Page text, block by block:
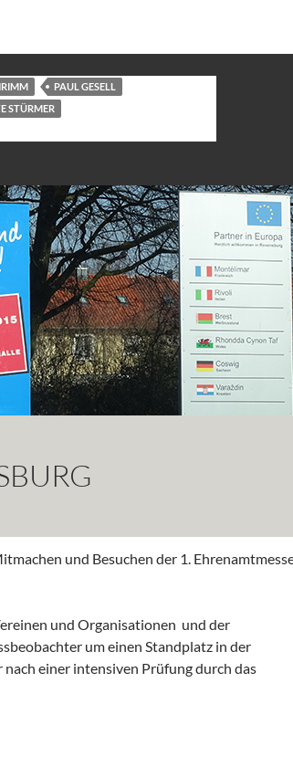
PAUL GESELL
STÜRMER
und Besuchen der 1.
und Organisationen und der
um einen Standplatz in der
einer intensiven Prüfung durch das